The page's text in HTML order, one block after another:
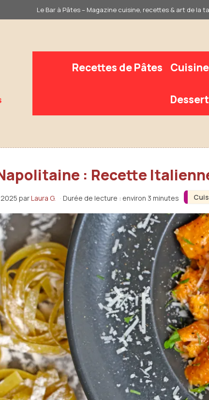
Le Bar à Pâtes – Magazine cuisine, recettes & art de la
Recettes de Pâtes
: Recette
parLaura G. · Durée de lecture : environ 3 minutes